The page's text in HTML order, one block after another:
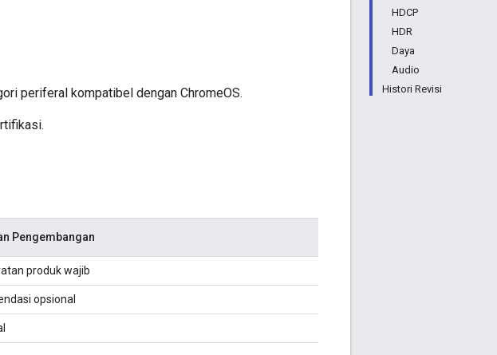
HDCP
HDR
Daya
Audio
Histori Revisi
periferal kompatibel dengan ChromeOS.
Pengembangan
produk wajib
opsional